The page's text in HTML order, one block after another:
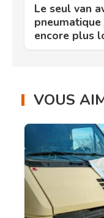
Le seul van
encore plus
VOUS